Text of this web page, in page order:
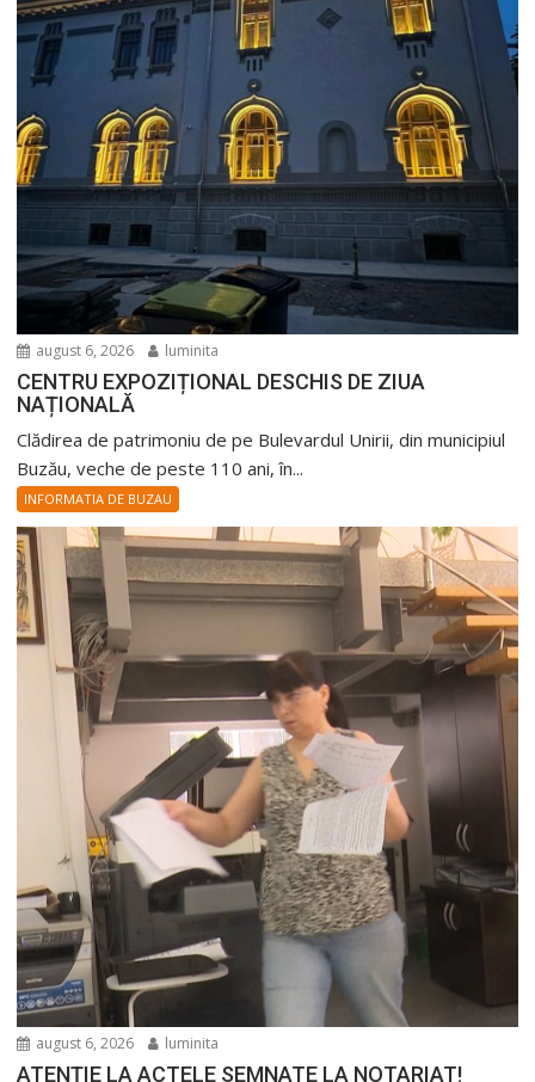
august 6, 2026 luminita
CENTRU EXPOZIȚIONAL DESCHIS DE ZIUA
NAȚIONALĂ
Clădirea de patrimoniu de pe Bulevardul Unirii, din municipiul
Buzău, veche de peste 110 ani, în...
INFORMATIA DE BUZAU
august 6, 2026 luminita
ATENȚIE LA ACTELE SEMNATE LA NOTARIAT!